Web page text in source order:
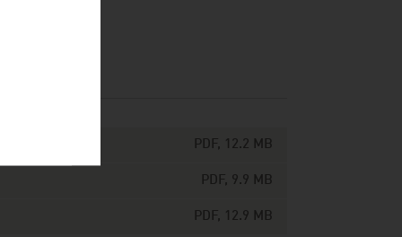
PDF, 12.2 MB
PDF, 9.9 MB
PDF, 12.9 MB